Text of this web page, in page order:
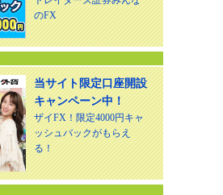
のFX
当サイト限定口座開設
キャンペーン中！
ザイFX！限定4000円キャ
ッシュバックがもらえ
る！